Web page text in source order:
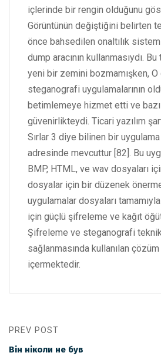
içlerinde bir rengin olduğunu
Görüntünün değiştiğini belirten
önce bahsedilen onaltılık
dump aracının kullanmasıydı.
yeni bir zemini bozmamışken, O
steganografi uygulamalarının
betimlemeye hizmet etti ve
güvenirlikteydi. Ticari yazılım
Sırlar 3 diye bilinen bir
adresinde mevcuttur [82]. Bu
BMP, HTML, ve wav dosyaları
dosyalar için bir düzenek
uygulamalar dosyaları
için güçlü şifreleme ve kağıt
Şifreleme ve steganografi
sağlanmasında kullanılan
içermektedir.
PREV POST
Він ніколи не був